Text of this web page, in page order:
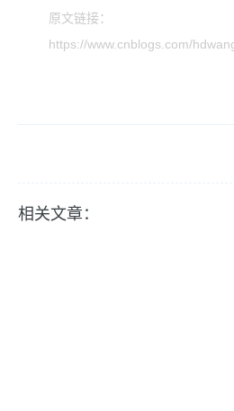
原文链接：
https://www.cnblogs.com/
相关文章：